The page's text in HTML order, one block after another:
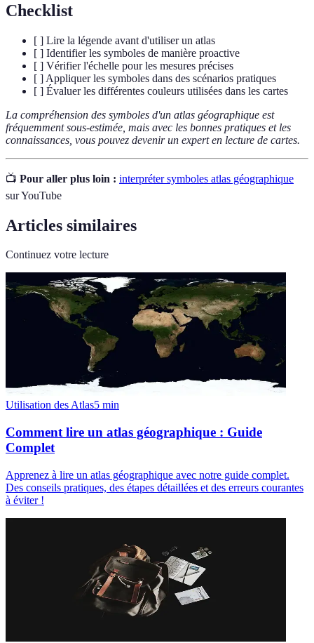
Checklist
[ ] Lire la légende avant d'utiliser un atlas
[ ] Identifier les symboles de manière proactive
[ ] Vérifier l'échelle pour les mesures précises
[ ] Appliquer les symboles dans des scénarios pratiques
[ ] Évaluer les différentes couleurs utilisées dans les cartes
La compréhension des symboles d'un atlas géographique est
fréquemment sous-estimée, mais avec les bonnes pratiques et les
connaissances, vous pouvez devenir un expert en lecture de cartes.
📺 Pour aller plus loin : interpréter symboles atlas géographique
sur YouTube
Articles similaires
Continuez votre lecture
Utilisation des Atlas5 min
Comment lire un atlas géographique : Guide
Complet
Apprenez à lire un atlas géographique avec notre guide complet.
Des conseils pratiques, des étapes détaillées et des erreurs courantes
à éviter !